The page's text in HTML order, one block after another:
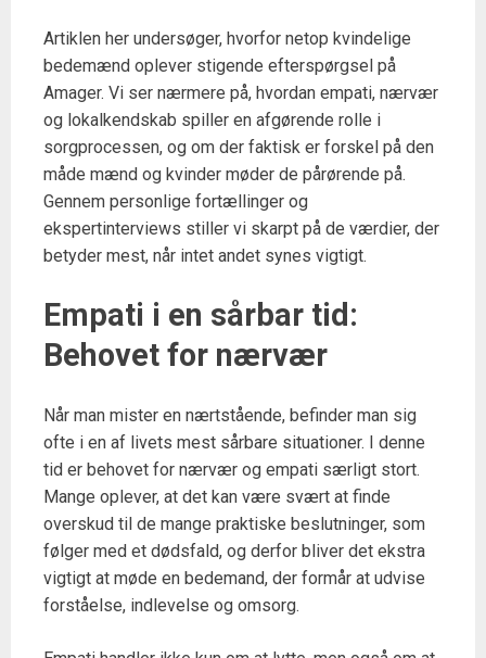
Artiklen her undersøger, hvorfor netop kvindelige
bedemænd oplever stigende efterspørgsel på
Amager. Vi ser nærmere på, hvordan empati, nærvær
og lokalkendskab spiller en afgørende rolle i
sorgprocessen, og om der faktisk er forskel på den
måde mænd og kvinder møder de pårørende på.
Gennem personlige fortællinger og
ekspertinterviews stiller vi skarpt på de værdier, der
betyder mest, når intet andet synes vigtigt.
Empati i en sårbar tid:
Behovet for nærvær
Når man mister en nærtstående, befinder man sig
ofte i en af livets mest sårbare situationer. I denne
tid er behovet for nærvær og empati særligt stort.
Mange oplever, at det kan være svært at finde
overskud til de mange praktiske beslutninger, som
følger med et dødsfald, og derfor bliver det ekstra
vigtigt at møde en bedemand, der formår at udvise
forståelse, indlevelse og omsorg.